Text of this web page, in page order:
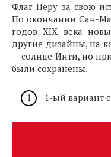
Флаг Перу за свою
По окончании Сан-
годов XIX века
другие дизайны, на
— солнце Инти, но
были сохранены.
1-ый вариант